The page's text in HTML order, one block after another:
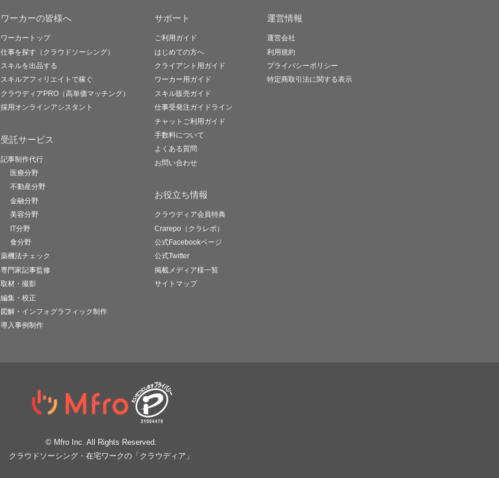
ワーカーの皆様へ
ワーカートップ
仕事を探す（クラウドソーシング）
スキルを出品する
スキルアフィリエイトで稼ぐ
クラウディアPRO（高単価マッチング）
採用オンラインアシスタント
受託サービス
記事制作代行
医療分野
不動産分野
金融分野
美容分野
IT分野
食分野
薬機法チェック
専門家記事監修
取材・撮影
編集・校正
図解・インフォグラフィック制作
導入事例制作
サポート
ご利用ガイド
はじめての方へ
クライアント用ガイド
ワーカー用ガイド
スキル販売ガイド
仕事受発注ガイドライン
チャットご利用ガイド
手数料について
よくある質問
お問い合わせ
お役立ち情報
クラウディア会員特典
Crarepo（クラレポ）
公式Facebookページ
公式Twitter
掲載メディア様一覧
サイトマップ
運営情報
運営会社
利用規約
プライバシーポリシー
特定商取引法に関する表示
© Mfro Inc. All Rights Reserved.
クラウドソーシング・在宅ワークの「クラウディア」